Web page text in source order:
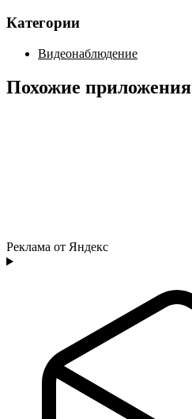
Категории
Видеонаблюдение
Похожие приложения
Реклама от Яндекс